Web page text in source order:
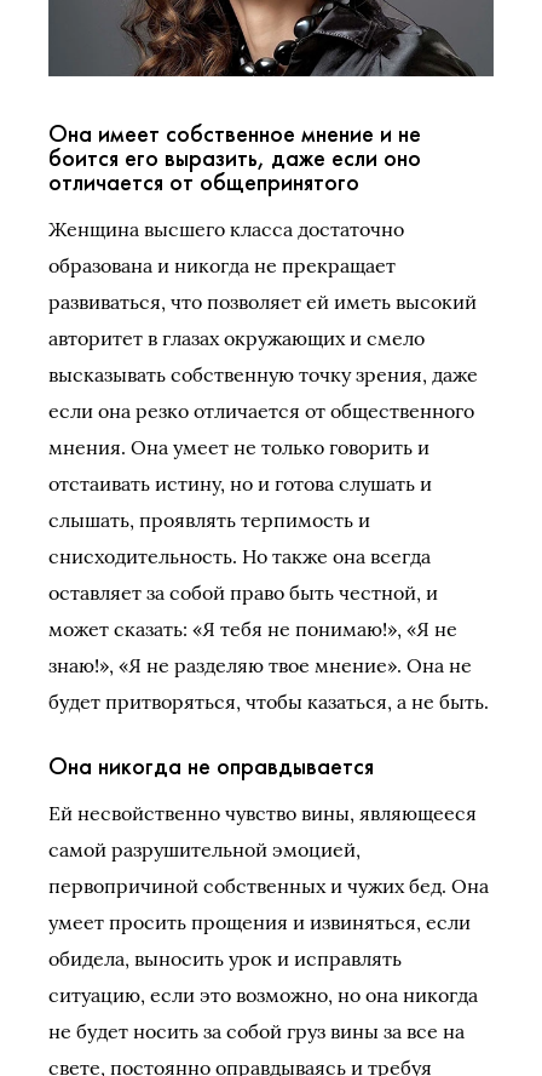
Она имеет собственное мнение и не
боится его выразить, даже если оно
отличается от общепринятого
Женщина высшего класса достаточно
образована и никогда не прекращает
развиваться, что позволяет ей иметь высокий
авторитет в глазах окружающих и смело
высказывать собственную точку зрения, даже
если она резко отличается от общественного
мнения. Она умеет не только говорить и
отстаивать истину, но и готова слушать и
слышать, проявлять терпимость и
снисходительность. Но также она всегда
оставляет за собой право быть честной, и
может сказать: «Я тебя не понимаю!», «Я не
знаю!», «Я не разделяю твое мнение». Она не
будет притворяться, чтобы казаться, а не быть.
Она никогда не оправдывается
Ей несвойственно чувство вины, являющееся
самой разрушительной эмоцией,
первопричиной собственных и чужих бед. Она
умеет просить прощения и извиняться, если
обидела, выносить урок и исправлять
ситуацию, если это возможно, но она никогда
не будет носить за собой груз вины за все на
свете, постоянно оправдываясь и требуя